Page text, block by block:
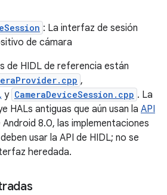
: La interfaz de sesión
de cámara
de HIDL de referencia están
,
, y CameraDeviceSession.cpp . La
HALs antiguas que aún usan la API
8.0, las implementaciones
usar la API de HIDL; no se
heredada.